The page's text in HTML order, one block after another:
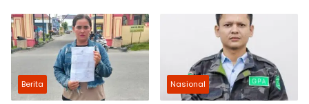
Camat–Sekcam Diminta
Diproses
Berita Nasional